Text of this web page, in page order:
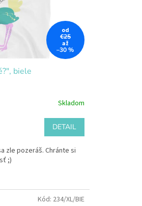
od
€25
až
–30 %
biele
Skladom
DETAIL
zle pozeráš. Chránte si
;)
Kód: 234/XL/BIE